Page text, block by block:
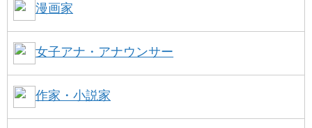
漫画家
女子アナ・アナウンサー
作家・小説家